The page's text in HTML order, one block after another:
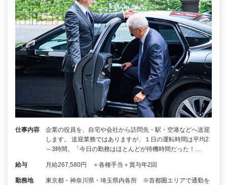
仕事内容
企業の役員を、自宅や会社から訪問先・駅・空港などへ送迎
します。 送迎業務ではありますが、１日の運転時間は平均2
～3時間。「今日の勤務はほとんどが待機時間だった！…
給与 月給267,580円 ＋各種手当＋賞与年2回
勤務地
東京都・神奈川県・埼玉県内各所 ※首都圏エリアで通勤を